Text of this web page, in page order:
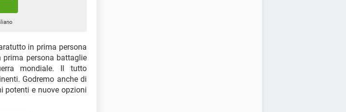
in prima persona
persona battaglie
mondiale. Il tutto
Godremo anche di
potenti e nuove opzioni